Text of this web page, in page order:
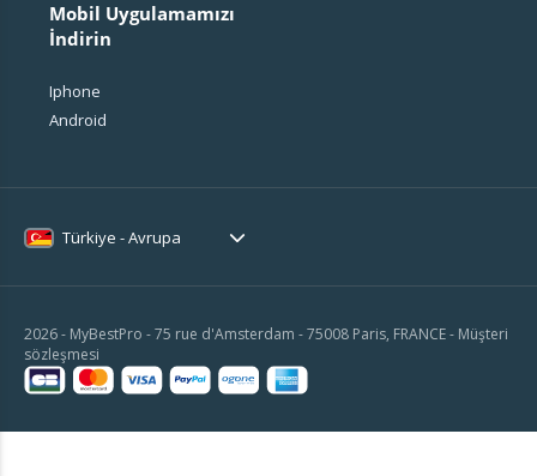
Mobil Uygulamamızı
İndirin
Iphone
Android
Türkiye - Avrupa
2026 - MyBestPro - 75 rue d'Amsterdam - 75008 Paris, FRANCE - Müşteri
sözleşmesi